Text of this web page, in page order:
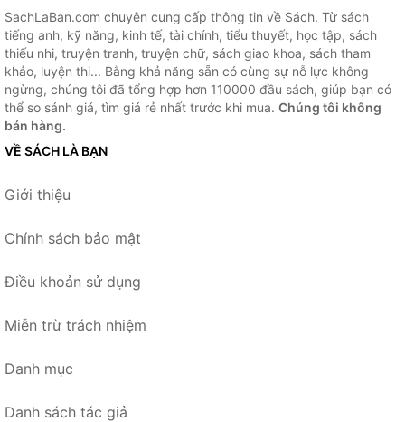
SachLaBan.com chuyên cung cấp thông tin về Sách. Từ sách
tiếng anh, kỹ năng, kinh tế, tài chính, tiểu thuyết, học tập, sách
thiếu nhi, truyện tranh, truyện chữ, sách giao khoa, sách tham
khảo, luyện thi... Bằng khả năng sẵn có cùng sự nỗ lực không
ngừng, chúng tôi đã tổng hợp hơn 110000 đầu sách, giúp bạn có
thể so sánh giá, tìm giá rẻ nhất trước khi mua. Chúng tôi không
bán hàng.
VỀ SÁCH LÀ BẠN
Giới thiệu
Chính sách bảo mật
Điều khoản sử dụng
Miễn trừ trách nhiệm
Danh mục
Danh sách tác giả